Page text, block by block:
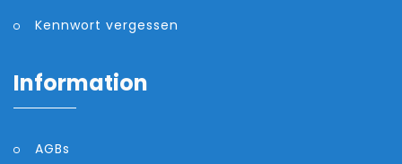
Kennwort vergessen
Information
AGBs